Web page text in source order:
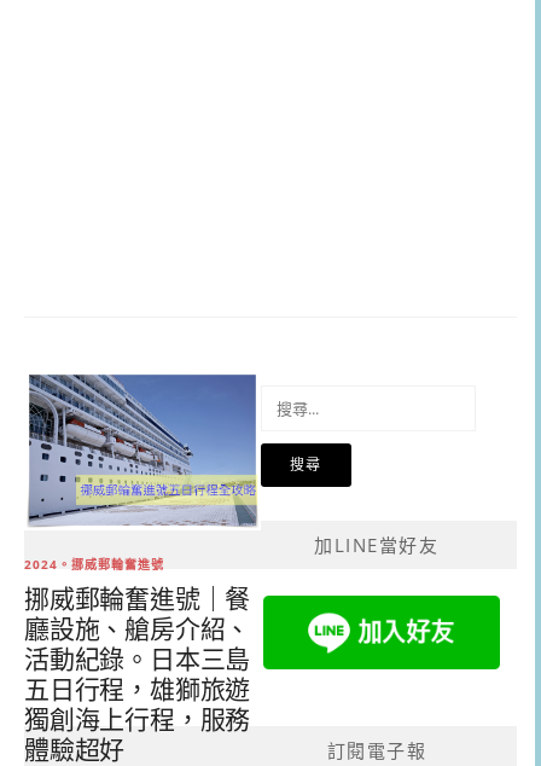
2024。挪威郵輪奮進號
挪威郵輪奮進號｜餐
廳設施、艙房介紹、
活動紀錄。日本三島
五日行程，雄獅旅遊
獨創海上行程，服務
體驗超好
關
加LINE當好友
訂閱電子報